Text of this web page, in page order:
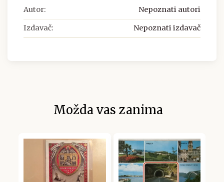
Autor: Nepoznati autori
Izdavač: Nepoznati izdavač
Možda vas zanima